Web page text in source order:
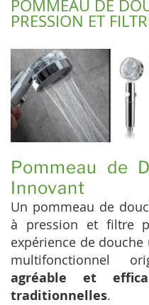
POMMEAU DE
PRESSION ET
Pommeau de
Innovant
Un pommeau de
à pression et filtre
expérience de
multifonctionnel
agréable et
traditionnelles.